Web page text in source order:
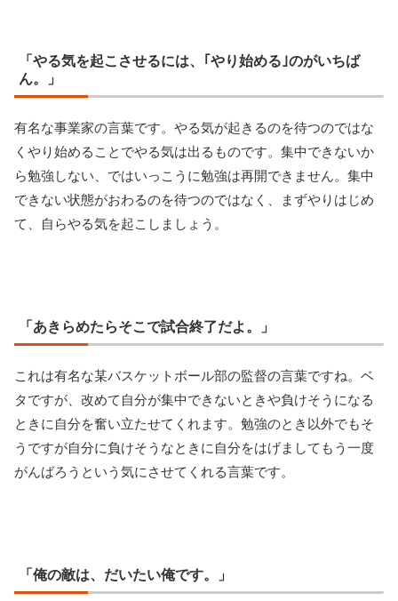
「やる気を起こさせるには、｢やり始める｣のがいちば
ん。」
有名な事業家の言葉です。やる気が起きるのを待つのではな
くやり始めることでやる気は出るものです。集中できないか
ら勉強しない、ではいっこうに勉強は再開できません。集中
できない状態がおわるのを待つのではなく、まずやりはじめ
て、自らやる気を起こしましょう。
「あきらめたらそこで試合終了だよ。」
これは有名な某バスケットボール部の監督の言葉ですね。ベ
タですが、改めて自分が集中できないときや負けそうになる
ときに自分を奮い立たせてくれます。勉強のとき以外でもそ
うですが自分に負けそうなときに自分をはげましてもう一度
がんばろうという気にさせてくれる言葉です。
「俺の敵は、だいたい俺です。」